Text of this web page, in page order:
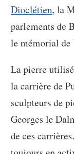
Dioclétien, la
parlements de
le mémorial de
La pierre
la carrière de
sculpteurs de
Georges le
de ces